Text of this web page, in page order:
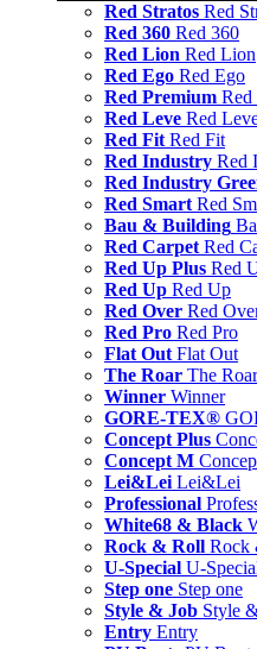
Red Stratos Red
Red 360 Red 360
Red Lion Red Lion
Red Ego Red Ego
Red Premium Red
Red Leve Red
Red Fit Red Fit
Red Industry Red
Red Industry
Red Smart Red
Bau & Building
Red Carpet Red
Red Up Plus Red
Red Up Red Up
Red Over Red
Red Pro Red Pro
Flat Out Flat Out
The Roar The Roar
Winner Winner
GORE-TEX®
Concept Plus
Concept M
Lei&Lei Lei&Lei
Professional
White68 & Black
Rock & Roll Rock
U-Special U-
Step one Step one
Style & Job Style
Entry Entry